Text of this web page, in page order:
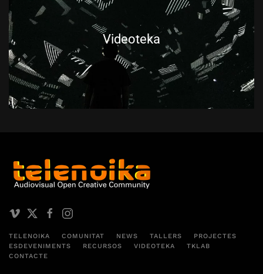
Videoteka
TELENOIKA COMUNITAT NEWS TALLERS
PROJECTES
ESDEVENIMENTS
RECURSOS VIDEOTEKA
TKLAB
CONTACTE